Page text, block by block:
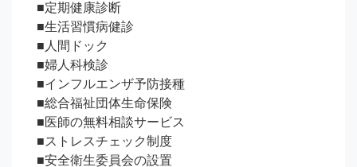
■定期健康診断
■生活習慣病健診
■人間ドック
■婦人科検診
■インフルエンザ予防接種
■総合福祉団体生命保険
■医師の無料相談サービス
■ストレスチェック制度
■安全衛生委員会の設置